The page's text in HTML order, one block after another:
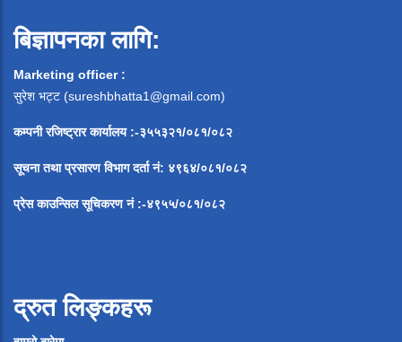
बिज्ञापनका लागि:
Marketing officer :
सुरेश भट्ट (sureshbhatta1@gmail.com)
कम्पनी रजिष्ट्रार कार्यालय :-३५५३२१/०८१/०८२
सूचना तथा प्रसारण विभाग दर्ता नं: ४९६४/०८१/०८२
प्रेस काउन्सिल सूचिकरण नं:-४९५५/०८१/०८२
द्रुत लिङ्कहरू